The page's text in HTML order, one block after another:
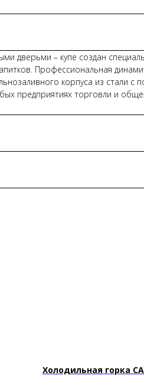
дверьми – купе создан
Профессиональная
корпуса из стали
предприятиях торговли и
Холодильная горка